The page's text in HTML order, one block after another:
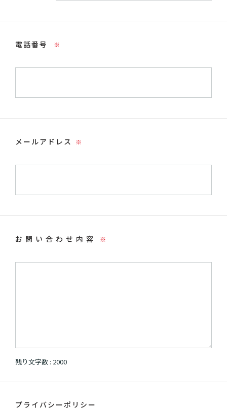
電話番号 ※
メールアドレス ※
お問い合わせ内容 ※
残り文字数 : 2000
プライバシーポリシー